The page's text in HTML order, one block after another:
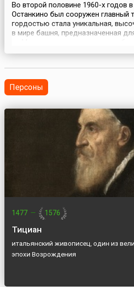
Во второй половине 1960-х годов
Останкино был сооружен главный
гордостью стала уникальная,
в мире башня, предназначенная
Особенностью ее конструкции
неглубоком, но широком и
Персоны
1477 — 1576
Тициан
итальянский живописец, один из
эпохи Возрождения